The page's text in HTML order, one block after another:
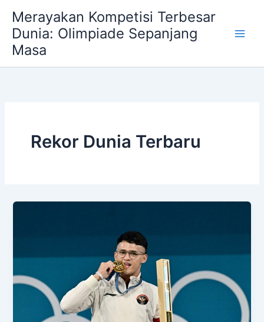
content
Merayakan Kompetisi Terbesar
Dunia: Olimpiade Sepanjang
Masa
Rekor Dunia Terbaru